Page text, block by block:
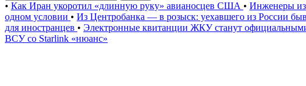
• Как Иран укоротил «длинную руку» авианосцев США • Инженеры
одном условии • Из Центробанка — в розыск: уехавшего из России
для иностранцев • Электронные квитанции ЖКУ станут официальными
ВСУ со Starlink «нюанс»